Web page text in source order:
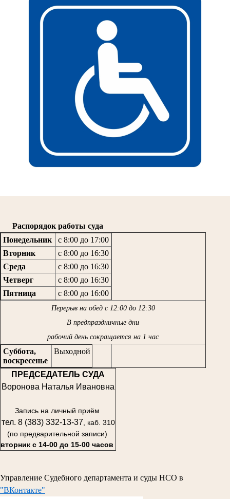
Распорядок работы суда
Понедельник
с 8:00 до 17:00
Вторник
с 8:00 до 16:30
Среда
с 8:00 до 16:30
Четверг
с 8:00 до 16:30
Пятница
с 8:00 до 16:00
Перерыв на обед с 12:00 до 12:30
В предпраздничные дни
рабочий день сокращается на 1 час
Суббота,
воскресенье
Выходной
ПРЕДСЕДАТЕЛЬ СУДА
Воронова Наталья Ивановна
Запись на личный приём
тел. 8 (383) 332-13-37 , каб. 310
(по предварительной записи)
вторник с 14-00 до 15-00 часов
Управление Судебного департамента и суды НСО в
"ВКонтакте"